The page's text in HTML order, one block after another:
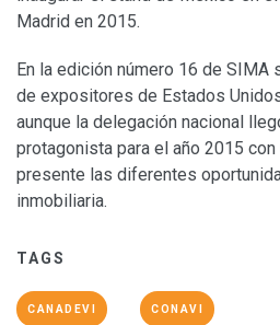
Madrid en 2015.
En la edición número 16 de SIMA
de expositores de Estados
aunque la delegación nacional
protagonista para el año 2015
presente las diferentes
inmobiliaria.
TAGS
CANADEVI CONAVI